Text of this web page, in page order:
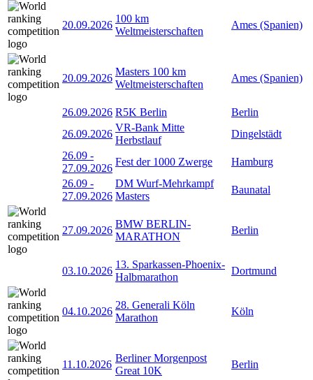
20.09.2026
100 km
Weltmeisterschaften
Ames (Spanien)
20.09.2026
Masters 100 km
Weltmeisterschaften
Ames (Spanien)
26.09.2026 R5K Berlin
Berlin
26.09.2026
VR-Bank Mitte
Herbstlauf
Dingelstädt
26.09 -
27.09.2026
Fest der 1000 Zwerge
Hamburg
26.09 -
27.09.2026
DM Wurf-Mehrkampf
Masters
Baunatal
27.09.2026
BMW BERLIN-
MARATHON
Berlin
03.10.2026
13. Sparkassen-Phoenix-
Halbmarathon
Dortmund
04.10.2026
28. Generali Köln
Marathon
Köln
11.10.2026
Berliner Morgenpost
Great 10K
Berlin